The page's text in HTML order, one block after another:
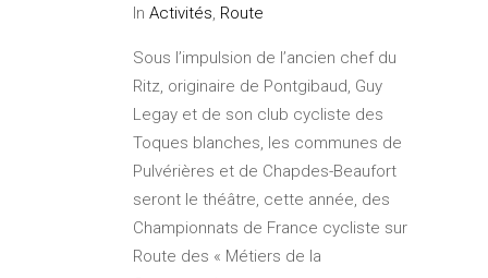
In Activités Route
Sous l’impulsion de l’ancien chef du
Ritz, originaire de Pontgibaud, Guy
Legay et de son club cycliste des
Toques blanches, les communes de
Pulvérières et de Chapdes-Beaufort
seront le théâtre, cette année, des
Championnats de France cycliste sur
Route des « Métiers de la